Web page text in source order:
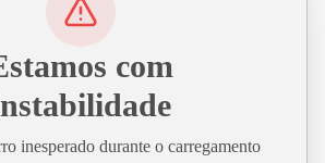
com
inesperado durante o carregamento